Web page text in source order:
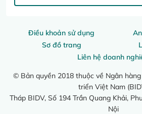
Điều khoản sử dụng
Sơ đồ trang
Liên hệ doanh
© Bản quyền 2018 thuộc về Ngân
triển Việt Nam
Tháp BIDV, Số 194 Trần Quang Khải,
Nội